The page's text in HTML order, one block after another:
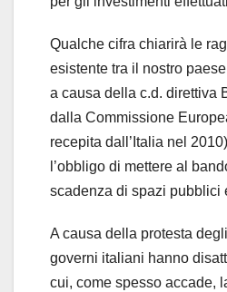
Qualche cifra chiarirà le
esistente tra il nostro
a causa della c.d. direttiva
dalla Commissione
recepita dall’Italia nel
l’obbligo di mettere al
scadenza di spazi pubblici
A causa della protesta
governi italiani hanno
cui, come spesso accade,